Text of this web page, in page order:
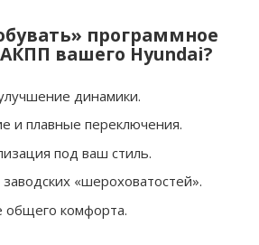
программное
вашего Hyundai?
динамики.
и плавные переключения.
под ваш стиль.
«шероховатостей».
комфорта.